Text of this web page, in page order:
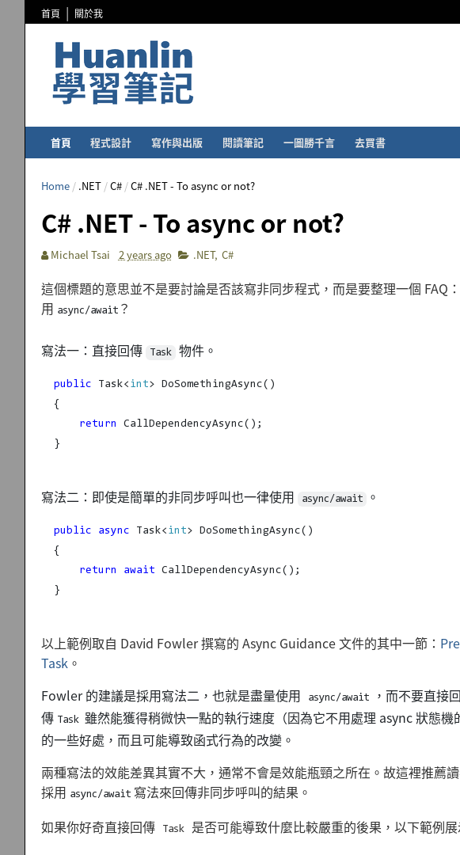
首頁 關於我
首頁 程式設計 寫作與出版 閱讀筆記 一圖勝千言 去買書
Home / .NET /C# /C# .NET - To async or not?
C# .NET - To async or not?
Michael Tsai 2 years ago .NET, C#
這個標題的意思並不是要討論是否該寫非同步程式，而是要整理一個 FAQ
用 async/await？
寫法一：直接回傳 Task 物件。
public Task< int
return
}
寫法二：即使是簡單的非同步呼叫也一律使用 async/await 。
public async Task< int
return
await
}
以上範例取自 David Fowler 撰寫的 Async Guidance 文件的其中一節：
Task。
Fowler 的建議是採用寫法二，也就是盡量使用
async/await ，而不要直接
傳 Task
雖然能獲得稍微快一點的執行速度（因為它不用處理 async 狀態
的一些好處，而且可能導致函式行為的改變。
兩種寫法的效能差異其實不大，通常不會是效能瓶頸之所在。故這裡推薦
採用 async/await 寫法來回傳非同步呼叫的結果。
如果你好奇直接回傳
Task 是否可能導致什麼比較嚴重的後果，以下範例